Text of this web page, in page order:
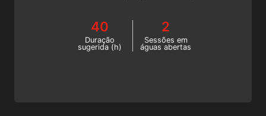
mergulho SSI SCR. Comece este curso de
rebreather online agora!
40
Duração
sugerida (h)
2
Sessões em
águas abertas